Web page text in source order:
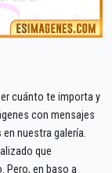
cuánto te importa y
con mensajes
nuestra galería.
que
Pero, en baso a